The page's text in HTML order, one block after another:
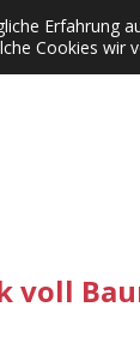
Instagrams
voll
Erfahrung
Cookies wir